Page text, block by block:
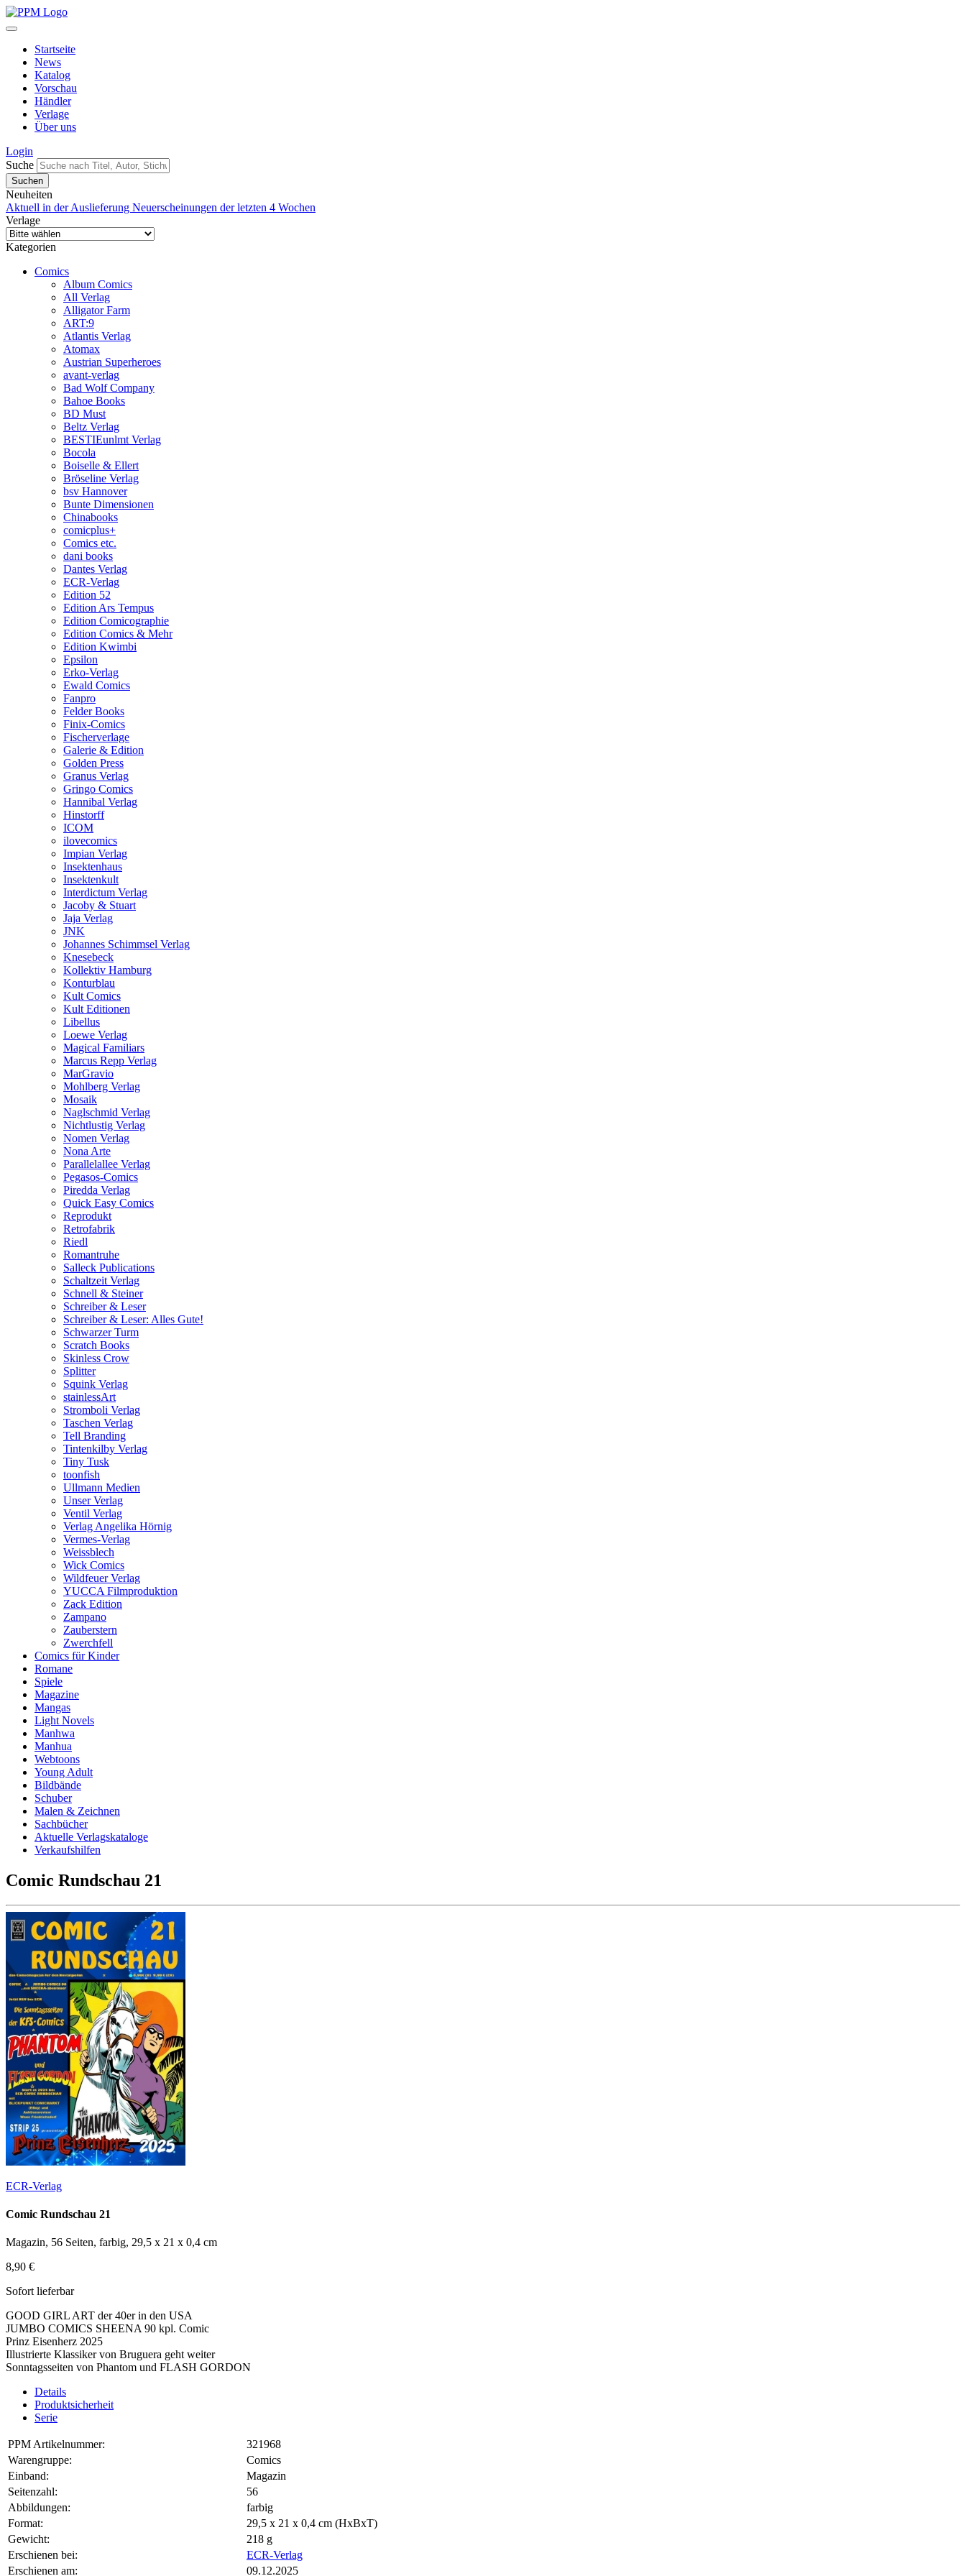
Startseite
News
Katalog
Vorschau
Händler
Verlage
Über uns
Login
Suche
Neuheiten
Aktuell in der Auslieferung Neuerscheinungen der letzten 4 Wochen
Verlage
Kategorien
Comics
Album Comics
All Verlag
Alligator Farm
ART:9
Atlantis Verlag
Atomax
Austrian Superheroes
avant-verlag
Bad Wolf Company
Bahoe Books
BD Must
Beltz Verlag
BESTIEunlmt Verlag
Bocola
Boiselle & Ellert
Bröseline Verlag
bsv Hannover
Bunte Dimensionen
Chinabooks
comicplus+
Comics etc.
dani books
Dantes Verlag
ECR-Verlag
Edition 52
Edition Ars Tempus
Edition Comicographie
Edition Comics & Mehr
Edition Kwimbi
Epsilon
Erko-Verlag
Ewald Comics
Fanpro
Felder Books
Finix-Comics
Fischerverlage
Galerie & Edition
Golden Press
Granus Verlag
Gringo Comics
Hannibal Verlag
Hinstorff
ICOM
ilovecomics
Impian Verlag
Insektenhaus
Insektenkult
Interdictum Verlag
Jacoby & Stuart
Jaja Verlag
JNK
Johannes Schimmsel Verlag
Knesebeck
Kollektiv Hamburg
Konturblau
Kult Comics
Kult Editionen
Libellus
Loewe Verlag
Magical Familiars
Marcus Repp Verlag
MarGravio
Mohlberg Verlag
Mosaik
Naglschmid Verlag
Nichtlustig Verlag
Nomen Verlag
Nona Arte
Parallelallee Verlag
Pegasos-Comics
Piredda Verlag
Quick Easy Comics
Reprodukt
Retrofabrik
Riedl
Romantruhe
Salleck Publications
Schaltzeit Verlag
Schnell & Steiner
Schreiber & Leser
Schreiber & Leser: Alles Gute!
Schwarzer Turm
Scratch Books
Skinless Crow
Splitter
Squink Verlag
stainlessArt
Stromboli Verlag
Taschen Verlag
Tell Branding
Tintenkilby Verlag
Tiny Tusk
toonfish
Ullmann Medien
Unser Verlag
Ventil Verlag
Verlag Angelika Hörnig
Vermes-Verlag
Weissblech
Wick Comics
Wildfeuer Verlag
YUCCA Filmproduktion
Zack Edition
Zampano
Zauberstern
Zwerchfell
Comics für Kinder
Romane
Spiele
Magazine
Mangas
Light Novels
Manhwa
Manhua
Webtoons
Young Adult
Bildbände
Schuber
Malen & Zeichnen
Sachbücher
Aktuelle Verlagskataloge
Verkaufshilfen
Comic Rundschau 21
ECR-Verlag
Comic Rundschau 21
Magazin, 56 Seiten, farbig, 29,5 x 21 x 0,4 cm
8,90 €
Sofort lieferbar
GOOD GIRL ART der 40er in den USA
JUMBO COMICS SHEENA 90 kpl. Comic
Prinz Eisenherz 2025
Illustrierte Klassiker von Bruguera geht weiter
Sonntagsseiten von Phantom und FLASH GORDON
Details
Produktsicherheit
Serie
PPM Artikelnummer:
321968
Warengruppe:
Comics
Einband:
Magazin
Seitenzahl:
56
Abbildungen:
farbig
Format:
29,5 x 21 x 0,4 cm (HxBxT)
Gewicht:
218 g
Erschienen bei:
ECR-Verlag
Erschienen am:
09.12.2025